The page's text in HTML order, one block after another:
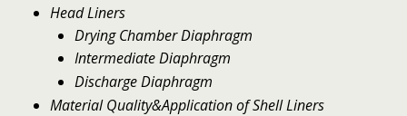
Head Liners
Drying Chamber Diaphragm
Intermediate Diaphragm
Discharge Diaphragm
Material Quality&Application of Shell Liners